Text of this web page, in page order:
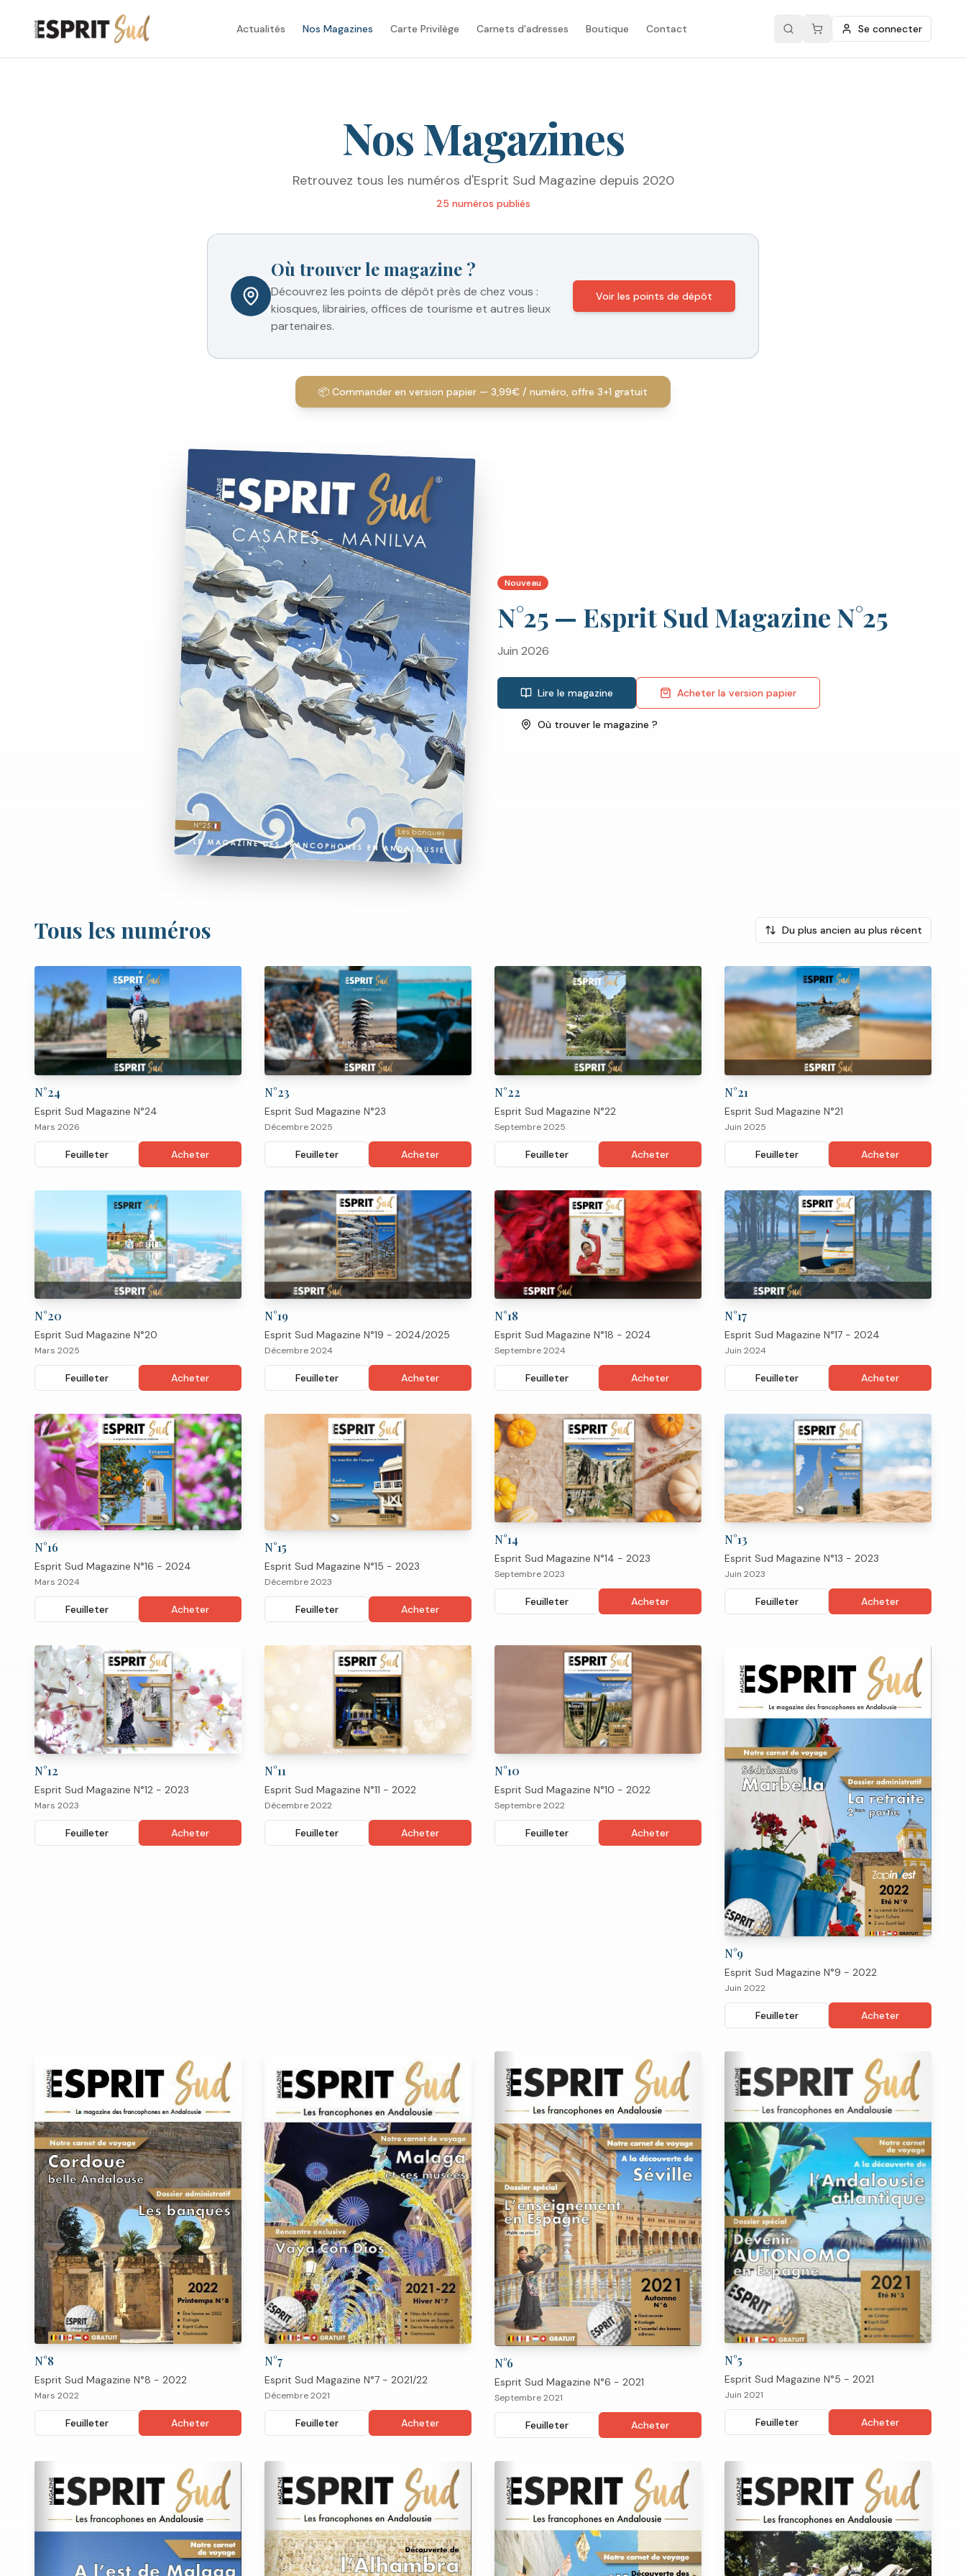
Actualités Nos Magazines Carte Privilège Carnets d'adresses Boutique Contact Se connecter
Nos Magazines
Retrouvez tous les numéros d'Esprit Sud Magazine depuis 2020
25 numéros publiés
Où trouver le magazine ?
Découvrez les points de dépôt près de chez vous :
kiosques, librairies, offices de tourisme et autres lieux
partenaires.
Voir les points de dépôt
📦 Commander en version papier — 3,99€ / numéro, offre 3+1 gratuit
Nouveau
N°25 — Esprit Sud Magazine N°25
Juin 2026
Lire le magazine Acheter la version papier
Où trouver le magazine ?
Tous les numéros Du plus ancien au plus récent
N°24
Esprit Sud Magazine N°24
Mars 2026
Feuilleter Acheter
N°23
Esprit Sud Magazine N°23
Décembre 2025
Feuilleter Acheter
N°22
Esprit Sud Magazine N°22
Septembre 2025
Feuilleter Acheter
N°21
Esprit Sud Magazine N°21
Juin 2025
Feuilleter Acheter
N°20
Esprit Sud Magazine N°20
Mars 2025
Feuilleter Acheter
N°19
Esprit Sud Magazine N°19 - 2024/2025
Décembre 2024
Feuilleter Acheter
N°18
Esprit Sud Magazine N°18 - 2024
Septembre 2024
Feuilleter Acheter
N°17
Esprit Sud Magazine N°17 - 2024
Juin 2024
Feuilleter Acheter
N°16
Esprit Sud Magazine N°16 - 2024
Mars 2024
Feuilleter Acheter
N°15
Esprit Sud Magazine N°15 - 2023
Décembre 2023
Feuilleter Acheter
N°14
Esprit Sud Magazine N°14 - 2023
Septembre 2023
Feuilleter Acheter
N°13
Esprit Sud Magazine N°13 - 2023
Juin 2023
Feuilleter Acheter
N°12
Esprit Sud Magazine N°12 - 2023
Mars 2023
Feuilleter Acheter
N°11
Esprit Sud Magazine N°11 - 2022
Décembre 2022
Feuilleter Acheter
N°10
Esprit Sud Magazine N°10 - 2022
Septembre 2022
Feuilleter Acheter
N°9
Esprit Sud Magazine N°9 - 2022
Juin 2022
Feuilleter Acheter
N°8
Esprit Sud Magazine N°8 - 2022
Mars 2022
Feuilleter Acheter
N°7
Esprit Sud Magazine N°7 - 2021/22
Décembre 2021
Feuilleter Acheter
N°6
Esprit Sud Magazine N°6 - 2021
Septembre 2021
Feuilleter Acheter
N°5
Esprit Sud Magazine N°5 - 2021
Juin 2021
Feuilleter Acheter